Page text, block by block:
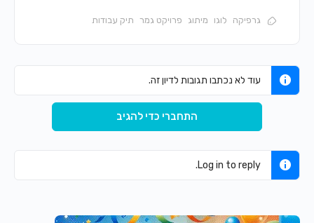
גרפיקה לוגו מיתוג פרויקט גמר תיק עבודות
עוד לא נכתבו תגובות לדיון זה.
התחברי כדי להגיב
Log in to reply.